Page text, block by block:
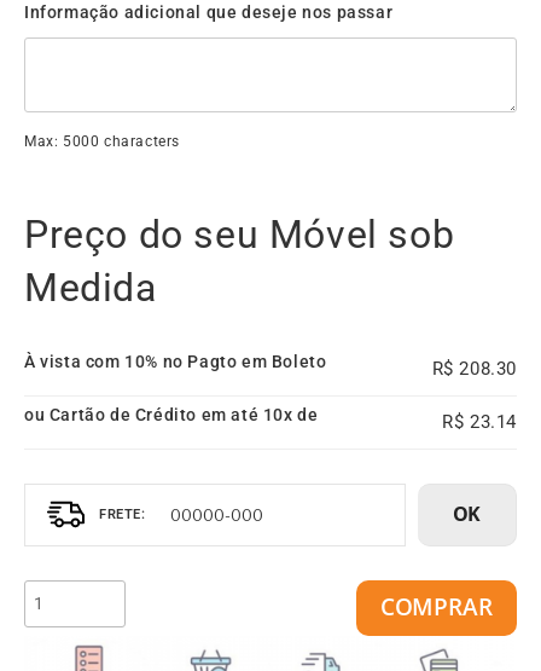
Informação adicional que deseje nos passar
Max: 5000 characters
Preço do seu Móvel sob
Medida
À vista com 10% no Pagto em Boleto 208.30
ou Cartão de Crédito em até 10x de 23.14
OK
COMPRAR